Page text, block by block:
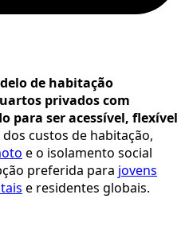
de habitação
privados com
para ser acessível, flexível
custos de habitação,
e o isolamento social
preferida para jovens
e residentes globais.